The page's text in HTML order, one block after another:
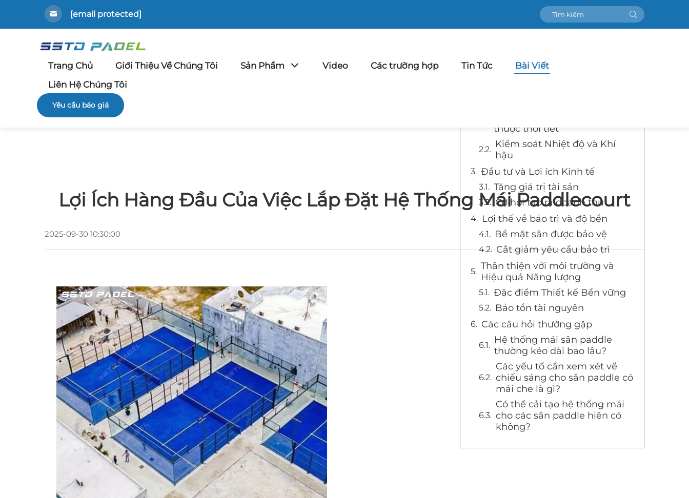
[email protected]
Trang Chủ Giới Thiệu Về Chúng Tôi Sản Phẩm Video Các trường hợp Tin Tức
Bài Viết
Liên Hệ Chúng Tôi
Yêu cầu báo giá
Lợi Ích Hàng Đầu Của Việc Lắp Đặt Hệ Thống Mái Paddlecourt
2025-09-30 10:30:00
Paddlecourt Với Các Giải Pháp
Mái Tiên Tiến
thuộc thời tiết
Kiểm soát Nhiệt độ và Khí
hậu
Đầu tư và Lợi ích Kinh tế
Tăng giá trị tài sản
Cơ hội tạo ra doanh thu
Lợi thế về bảo trì và độ bền
Bề mặt sân được bảo vệ
Cắt giảm yêu cầu bảo trì
Thân thiện với môi trường và
Hiệu quả Năng lượng
Đặc điểm Thiết kế Bền vững
Bảo tồn tài nguyên
Các câu hỏi thường gặp
Hệ thống mái sân paddle
thường kéo dài bao lâu?
Các yếu tố cần xem xét về
chiếu sáng cho sân paddle có
mái che là gì?
Có thể cải tạo hệ thống mái
cho các sân paddle hiện có
không?